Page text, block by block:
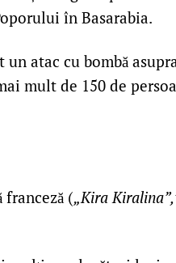
în Basarabia.
atac cu bombă asupra
mult de 150 de
(„Kira